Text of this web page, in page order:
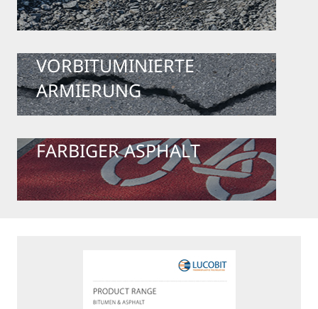
VORBITUMINIERTE
ARMIERUNG
FARBIGER ASPHALT